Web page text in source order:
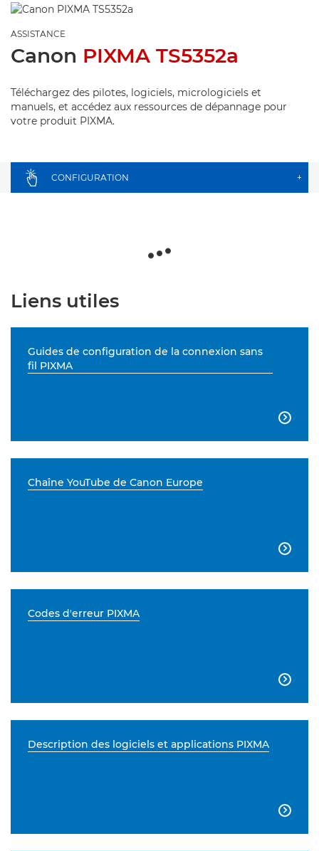
ASSISTANCE
Canon PIXMA TS5352a
Téléchargez des pilotes, logiciels, micrologiciels et
manuels, et accédez aux ressources de dépannage pour
votre produit PIXMA.
CONFIGURATION +
Liens utiles
Guides de configuration de la connexion sans
fil PIXMA

Chaîne YouTube de Canon Europe

Codes d'erreur PIXMA

Description des logiciels et applications PIXMA
